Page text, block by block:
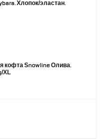
Хлопок/эластан.
кофта Snowline Олива.
XL